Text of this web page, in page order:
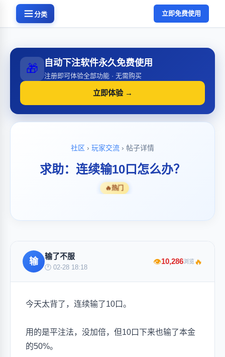
分类 立即免费使用
🎁 自动下注软件永久免费使用
注册即可体验全部功能 · 无需购买
立即体验 →
社区 › 玩家交流 › 帖子详情
求助：连续输10口怎么办？
🔥热门
输
输了不服
🕐 02-28 18:18
👁10,286浏览🔥
今天太背了，连续输了10口。
用的是平注法，没加倍，但10口下来也输了本金
的50%。